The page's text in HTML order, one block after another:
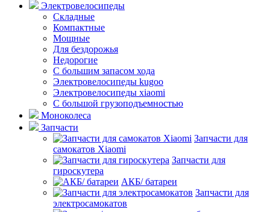
Электровелосипеды
Складные
Компактные
Мощные
Для бездорожья
Недорогие
С большим запасом хода
Электровелосипеды kugoo
Электровелосипеды xiaomi
С большой грузоподъемностью
Моноколеса
Запчасти
Запчасти для
самокатов Xiaomi
Запчасти для
гироскутера
АКБ/ батареи
Запчасти для
электросамокатов